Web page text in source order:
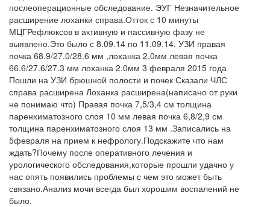
послеоперационные обследование. ЭУГ Незначительное
расширение лоханки справа.Отток с 10 минуты
МЦГРефлюксов в активную и пассивную фазу не
выявлено.Это было с 8.09.14 по 11.09.14. УЗИ правая
почка 68.9/27.0/28.6 мм ,лоханка 2.0мм левая почка
66.6/27.6/27.3 мм лоханка 2.0мм 3 февраля 2015 года
Пошли на УЗИ брюшной полости и почек Сказали ЧЛС
справа расширена Лоханка расширена(написано от руки
не понимаю что) Правая почка 7,5/3,4 см толщина
паренхиматозного слоя 10 мм левая почка 6,8/2,9 см
толщина паренхиматозного слоя 13 мм .Записались на
5февраля на прием к нефрологу.Подскажите что нам
ждать?Почему после оперативного лечения и
урологического обследования,которые прошли удачно у
нас опять появились проблемы с чем это может быть
связано.Анализ мочи всегда был хорошим воспалений не
было.